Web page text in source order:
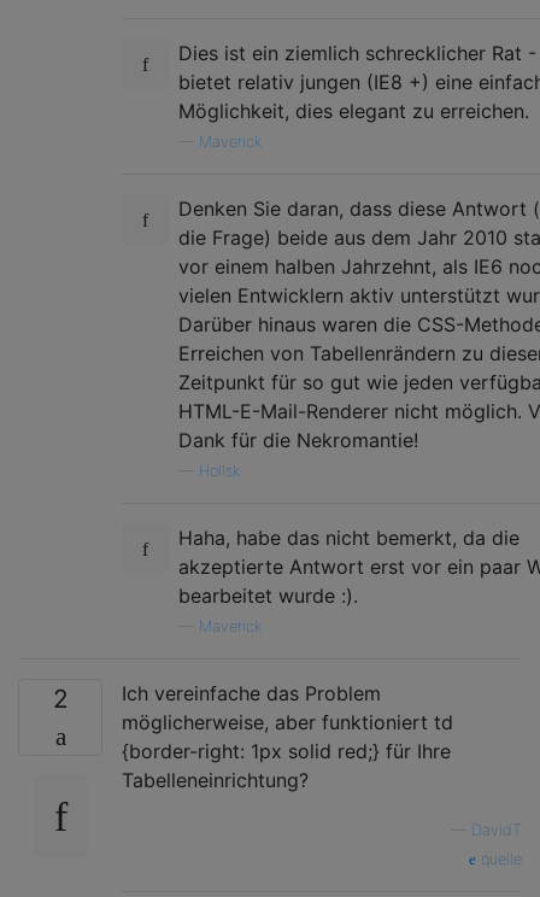
Dies ist ein ziemlich schrecklicher Rat -
bietet relativ jungen (IE8 +) eine
Möglichkeit, dies elegant zu erreichen.
Maverick
Denken Sie daran, dass diese Antwort
die Frage) beide aus dem Jahr 2010
vor einem halben Jahrzehnt, als IE6
vielen Entwicklern aktiv unterstützt
Darüber hinaus waren die CSS-
Erreichen von Tabellenrändern zu
Zeitpunkt für so gut wie jeden
HTML-E-Mail-Renderer nicht möglich.
Dank für die Nekromantie!
Hollsk
Haha, habe das nicht bemerkt, da die
akzeptierte Antwort erst vor ein paar
bearbeitet wurde :).
Maverick
2
Ich vereinfache das Problem
möglicherweise, aber funktioniert td
{border-right: 1px solid red;} für Ihre
Tabelleneinrichtung?
DavidT
quelle